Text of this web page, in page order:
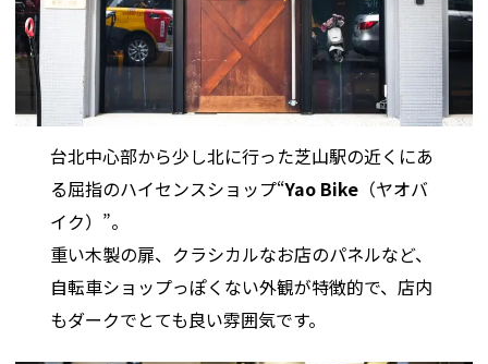
台北中心部から少し北に行った芝山駅の近くにあ
る屈指のハイセンスショップ“Yao Bike （ヤオバ
イク）”。
重い木製の扉、クラシカルなお店のパネルなど、
自転車ショップっぽくない外観が特徴的で、店内
もダークでとても良い雰囲気です。